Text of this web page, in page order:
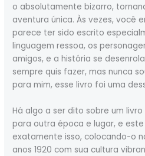
o absolutamente bizarro,
aventura única. Às vezes, você
parece ter sido escrito
linguagem ressoa, os
amigos, e a história se
sempre quis fazer, mas nunca
para mim, esse livro foi uma
Há algo a ser dito sobre um
para outra época e lugar, e
exatamente isso, colocando-o
anos 1920 com sua cultura